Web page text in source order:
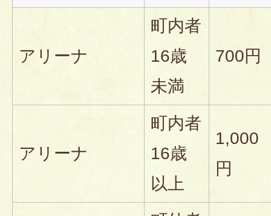
アリーナ
町内者
16歳
未満
700円
アリーナ
町内者
16歳
以上
1,000
円